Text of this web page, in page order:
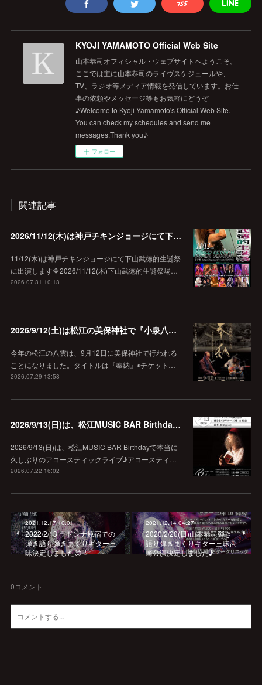
KYOJI YAMAMOTO Official Web Site
山本恭司オフィシャル・ウェブサイトへようこそ。
ここでは主に山本恭司のライヴスケジュールや、
TV、ラジオ等メディア情報を発信しています。お仕
事の依頼やメッセージ等もお気軽にどうぞ
♪Welcome to Kyoji Yamamoto's Official Web Site.
You can check my schedules and send me
messages.Thank you♪
フォロー
関連記事
2026/11/12(木)は神戸チキンジョージにて下山武徳的生誕祭に出演します♪
11/12(木)は神戸チキンジョージにて下山武徳的生誕祭
に出演します🔷2026/11/12(木)下山武徳的生誕祭場…
2026.07.31 10:13
2026/9/12(土)は松江の美保神社で『小泉八雲朗読のしらべ』
今年の松江の八雲は、9月12日に美保神社で行われる
ことになりました。タイトルは『奉納』◉チケット…
2026.07.29 13:58
2026/9/13(日)は、松江MUSIC BAR Birthdayでアコースティック弾き語り弾きまくりギター三昧♪
2026/9/13(日)は、松江MUSIC BAR Birthdayで本当に
久しぶりのアコースティックライブ♪アコースティ…
2026.07.22 16:02
2021.12.17 10:01
2022/2/13 ラドンナ原宿での
弾き語り弾きまくりギター三
昧決定しました😊🎸
2021.12.14 04:27
2020/2/20(日)山本恭司弾き
語り弾きまくりギター三昧高
崎公演決定しました♪
0コメント